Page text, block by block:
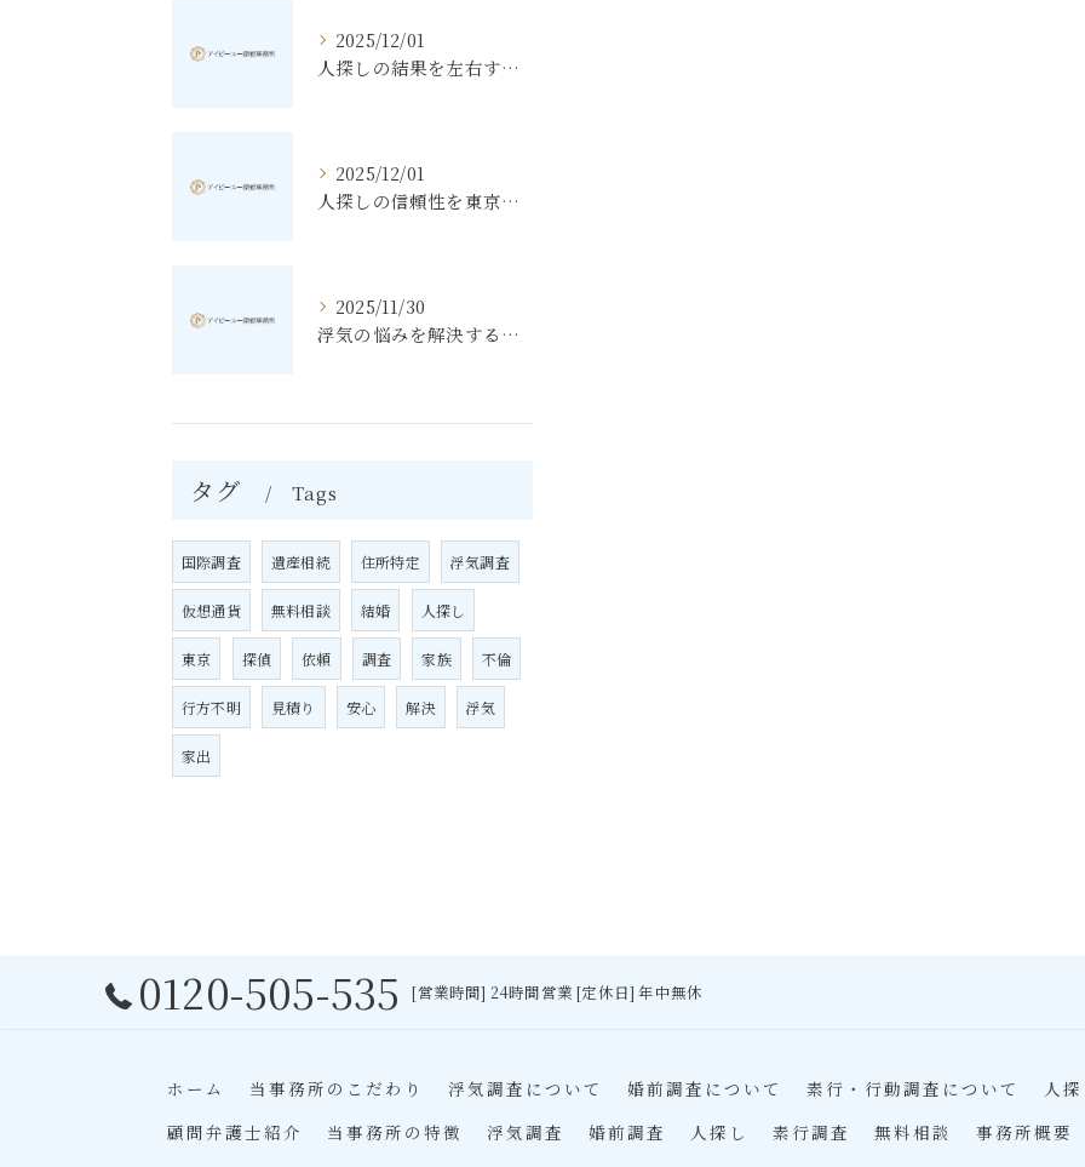
2025/12/01
人探しの結果を左右する東京都文京区での調査手順と費用相場
2025/12/01
人探しの信頼性を東京都豊島区で高める探偵選びのポイント
2025/11/30
浮気の悩みを解決する素行調査と東京都北区で知っておきたいポイント
タグ Tags
国際調査 遺産相続 住所特定 浮気調査
仮想通貨 無料相談 結婚 人探し
東京 探偵 依頼 調査 家族 不倫
行方不明 見積り 安心 解決 浮気
家出
0120-505-535 [営業時間] 24時間営業 [定休日] 年中無休
ホーム 当事務所のこだわり 浮気調査について 婚前調査について 素行・行動調査について
人
顧問弁護士紹介
当事務所の特徴 浮気調査 婚前調査 人探し 素行調査 無料相談
事務所概要